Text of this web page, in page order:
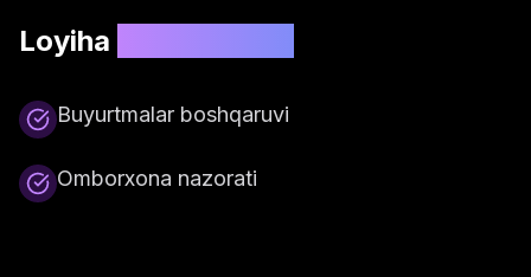
Loyiha
Buyurtmalar boshqaruvi
Omborxona nazorati